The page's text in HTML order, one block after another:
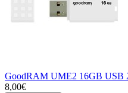
GoodRAM UME2 16GB USB
8,00€